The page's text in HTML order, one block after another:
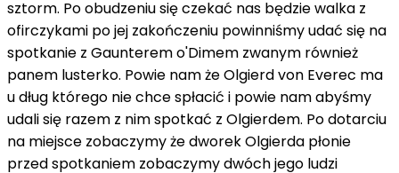
sztorm. Po obudzeniu się czekać nas będzie walka z
ofirczykami po jej zakończeniu powinniśmy udać się na
spotkanie z Gaunterem o'Dimem zwanym również
panem lusterko. Powie nam że Olgierd von Everec ma
u dług którego nie chce spłacić i powie nam abyśmy
udali się razem z nim spotkać z Olgierdem. Po dotarciu
na miejsce zobaczymy że dworek Olgierda płonie
przed spotkaniem zobaczymy dwóch jego ludzi